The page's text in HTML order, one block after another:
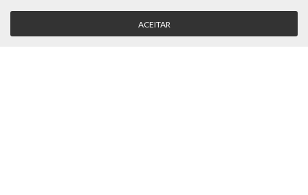
Empresa
Visão, Missão e Valores
Login
Recuperar Password
ACEITAR